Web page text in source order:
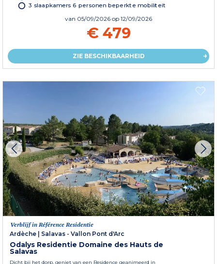
3 slaapkamers 6 personen beperkte mobiliteit
van 05/09/2026 op 12/09/2026
€ 479
ZIE BESCHIKBAARHEID
Verblijf in Référence Residentie
Ardèche | Salavas - Vallon Pont d'Arc
Odalys Residentie Domaine des Hauts de
Salavas
Dicht bij het dorp, geniet van een Residence geanimeerd in